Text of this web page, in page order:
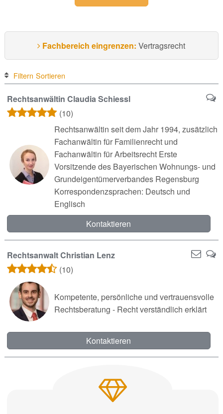
Fachbereich eingrenzen: Vertragsrecht
Filtern Sortieren
Rechtsanwältin Claudia Schiessl
(10)
Rechtsanwältin seit dem Jahr 1994, zusätzlich
Fachanwältin für Familienrecht und
Fachanwältin für Arbeitsrecht Erste
Vorsitzende des Bayerischen Wohnungs- und
Grundeigentümerverbandes Regensburg
Korrespondenzsprachen: Deutsch und
Englisch
Kontaktieren
Rechtsanwalt Christian Lenz
(10)
Kompetente, persönliche und vertrauensvolle
Rechtsberatung - Recht verständlich erklärt
Kontaktieren